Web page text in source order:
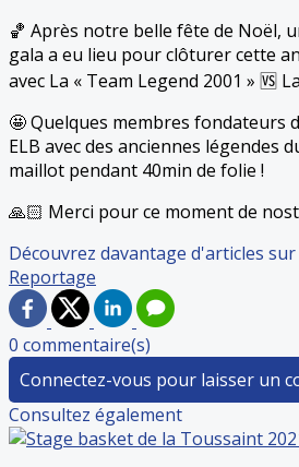
🏀 Après notre belle fête de Noël,
gala a eu lieu pour clôturer cette
avec La « Team Legend 2001 » 🆚
🤩 Quelques membres fondateurs
ELB avec des anciennes légendes
maillot pendant 40min de folie !
🙏🏻 Merci pour ce moment de
Découvrez davantage d'articles sur
Reportage
0 commentaire(s)
Connectez-vous pour laisser un
Consultez également